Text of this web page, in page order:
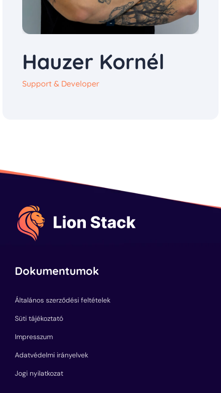
Hauzer Kornél
Support & Developer
Dokumentumok
Általános szerződési feltételek
Süti tájékoztató
Impresszum
Adatvédelmi irányelvek
Jogi nyilatkozat